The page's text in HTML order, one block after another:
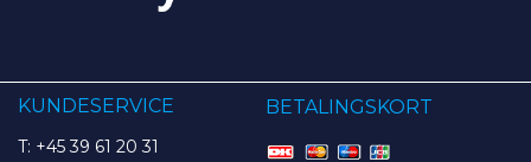
KUNDESERVICE
T: +45 39 61 20 31
BETALINGSKORT